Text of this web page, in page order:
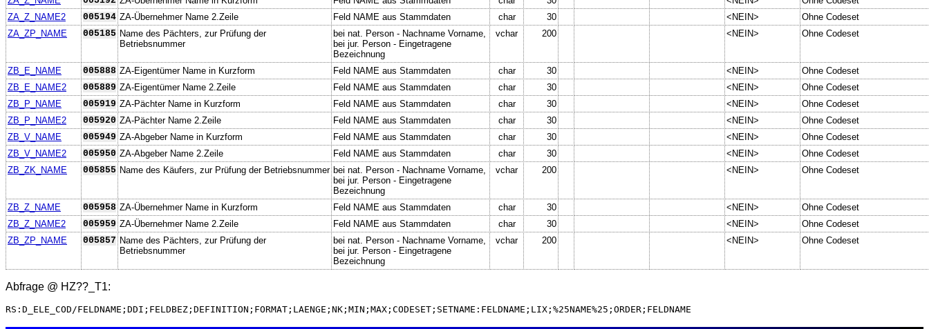
ZA_Z_NAME2
005194 ZA-Übernehmer Name 2.Zeile Feld NAME aus Stammdaten char 30 <NEIN>
Ohne Codeset
ZA_ZP_NAME
005185 Name des Pächters, zur Prüfung der
Betriebsnummer
bei nat. Person - Nachname Vorname,
bei jur. Person - Eingetragene
Bezeichnung
vchar 200 <NEIN> Ohne Codeset
ZB_E_NAME 005888 ZA-Eigentümer Name in Kurzform Feld NAME aus Stammdaten char 30 <NEIN>
Ohne Codeset
ZB_E_NAME2
005889 ZA-Eigentümer Name 2.Zeile Feld NAME aus Stammdaten char 30 <NEIN>
Ohne Codeset
ZB_P_NAME
005919 ZA-Pächter Name in Kurzform Feld NAME aus Stammdaten char 30 <NEIN>
Ohne Codeset
ZB_P_NAME2
005920 ZA-Pächter Name 2.Zeile Feld NAME aus Stammdaten char 30 <NEIN>
Ohne Codeset
ZB_V_NAME
005949 ZA-Abgeber Name in Kurzform Feld NAME aus Stammdaten char 30 <NEIN>
Ohne Codeset
ZB_V_NAME2
005950 ZA-Abgeber Name 2.Zeile Feld NAME aus Stammdaten char 30 <NEIN>
Ohne Codeset
ZB_ZK_NAME
005855 Name des Käufers, zur Prüfung der Betriebsnummer bei nat. Person - Nachname Vorname,
bei jur. Person - Eingetragene
Bezeichnung
vchar 200 <NEIN> Ohne Codeset
ZB_Z_NAME 005958 ZA-Übernehmer Name in Kurzform Feld NAME aus Stammdaten char 30 <NEIN>
Ohne Codeset
ZB_Z_NAME2
005959 ZA-Übernehmer Name 2.Zeile Feld NAME aus Stammdaten char 30 <NEIN>
Ohne Codeset
ZB_ZP_NAME
005857 Name des Pächters, zur Prüfung der
Betriebsnummer
bei nat. Person - Nachname Vorname,
bei jur. Person - Eingetragene
Bezeichnung
vchar 200 <NEIN> Ohne Codeset
Abfrage @ HZ??_T1:
RS:D_ELE_COD/FELDNAME;DDI;FELDBEZ;DEFINITION;FORMAT;LAENGE;NK;MIN;MAX;CODESET;SETNAME:FELDNAME;LIX;%25NAME%25;ORDER;FELDNAME